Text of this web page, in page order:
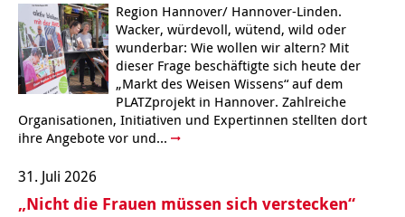
Region Hannover/ Hannover-Linden.
Wacker, würdevoll, wütend, wild oder
wunderbar: Wie wollen wir altern? Mit
dieser Frage beschäftigte sich heute der
„Markt des Weisen Wissens“ auf dem
PLATZprojekt in Hannover. Zahlreiche
Organisationen, Initiativen und Expertinnen stellten dort
ihre Angebote vor und...
31. Juli 2026
„Nicht die Frauen müssen sich verstecken“